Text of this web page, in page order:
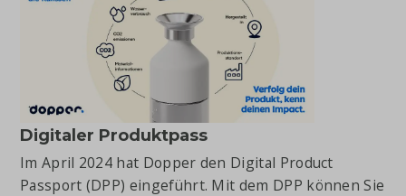
Digitaler Produktpass
Im April 2024 hat Dopper den Digital Product
Passport (DPP) eingeführt. Mit dem DPP können Sie